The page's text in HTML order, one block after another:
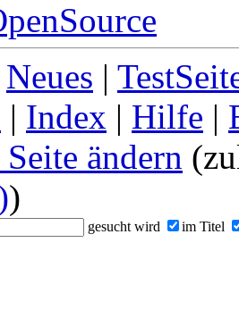
Neues |
| Index | Hilfe |
ändern
)
gesucht wird im Titel